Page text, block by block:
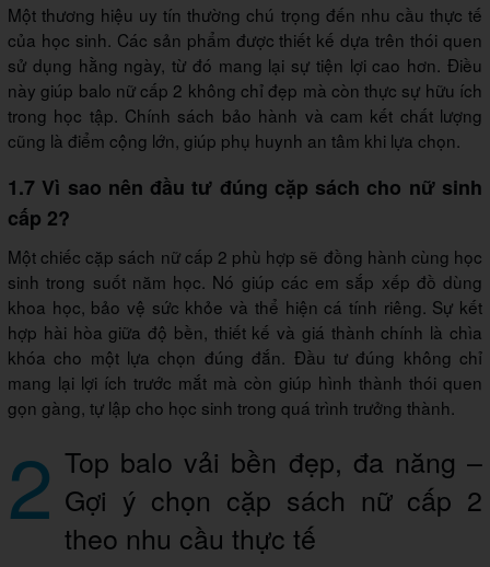
Một thương hiệu uy tín thường chú trọng đến nhu cầu thực tế
của học sinh. Các sản phẩm được thiết kế dựa trên thói quen
sử dụng hằng ngày, từ đó mang lại sự tiện lợi cao hơn. Điều
này giúp balo nữ cấp 2 không chỉ đẹp mà còn thực sự hữu ích
trong học tập. Chính sách bảo hành và cam kết chất lượng
cũng là điểm cộng lớn, giúp phụ huynh an tâm khi lựa chọn.
1.7 Vì sao nên đầu tư đúng cặp sách cho nữ sinh
cấp 2?
Một chiếc cặp sách nữ cấp 2 phù hợp sẽ đồng hành cùng học
sinh trong suốt năm học. Nó giúp các em sắp xếp đồ dùng
khoa học, bảo vệ sức khỏe và thể hiện cá tính riêng. Sự kết
hợp hài hòa giữa độ bền, thiết kế và giá thành chính là chìa
khóa cho một lựa chọn đúng đắn. Đầu tư đúng không chỉ
mang lại lợi ích trước mắt mà còn giúp hình thành thói quen
gọn gàng, tự lập cho học sinh trong quá trình trưởng thành.
2 Top balo vải bền đẹp, đa năng –
Gợi ý chọn cặp sách nữ cấp 2
theo nhu cầu thực tế